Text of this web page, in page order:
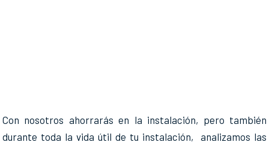
Con nosotros ahorrarás en la instalación, pero también
durante toda la vida útil de tu instalación, analizamos las